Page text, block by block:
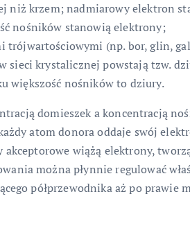
niż krzem; nadmiarowy elektron
nośników stanowią elektrony;
trójwartościowymi (np. bor, glin,
krystalicznej powstają tzw.
większość nośników to dziury.
domieszek a koncentracją
atom donora oddaje swój
wiążą elektrony,
można płynnie regulować
półprzewodnika aż po prawie